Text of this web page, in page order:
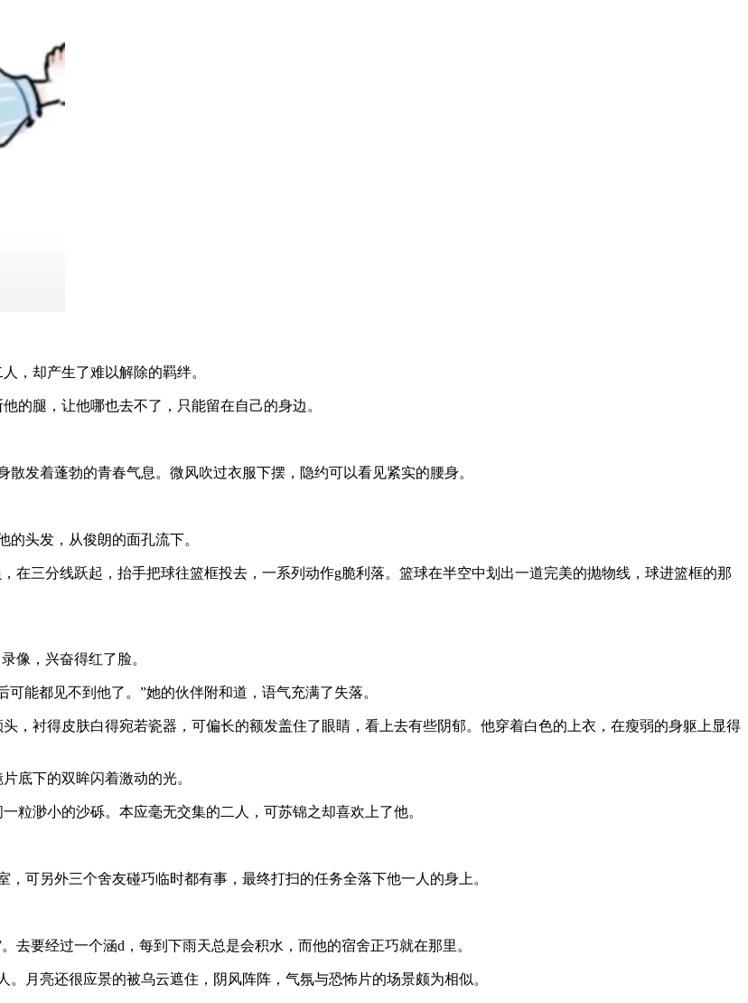
，却产生了难以解除的羁绊。
的腿，让他哪也去不了，只能留在自己的身边。
发着蓬勃的青春气息。微风吹过衣服下摆，隐约可以看见紧实的腰身。
头发，从俊朗的面孔流下。
在三分线跃起，抬手把球往篮框投去，一系列动作g脆利落。篮球在半空中划出一道完美的抛物线，球进篮框的那
像，兴奋得红了脸。
能都见不到他了。”她的伙伴附和道，语气充满了失落。
，衬得皮肤白得宛若瓷器，可偏长的额发盖住了眼睛，看上去有些阴郁。他穿着白色的上衣，在瘦弱的身躯上显得
底下的双眸闪着激动的光。
粒渺小的沙砾。本应毫无交集的二人，可苏锦之却喜欢上了他。
可另外三个舍友碰巧临时都有事，最终打扫的任务全落下他一人的身上。
去要经过一个涵d，每到下雨天总是会积水，而他的宿舍正巧就在那里。
月亮还很应景的被乌云遮住，阴风阵阵，气氛与恐怖片的场景颇为相似。